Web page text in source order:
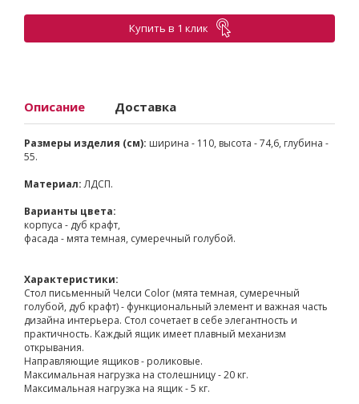
Купить в 1 клик
Описание Доставка
Размеры изделия (см): ширина - 110, высота - 74,6, глубина -
55.
Материал:ЛДСП.
Варианты цвета:
корпуса - дуб крафт,
фасада - мята темная, сумеречный голубой.
Характеристики:
Стол письменный Челси Color (мята темная, сумеречный
голубой, дуб крафт) - функциональный элемент и важная часть
дизайна интерьера. Стол сочетает в себе элегантность и
практичность. Каждый ящик имеет плавный механизм
открывания.
Направляющие ящиков - роликовые.
Максимальная нагрузка на столешницу - 20 кг.
Максимальная нагрузка на ящик - 5 кг.